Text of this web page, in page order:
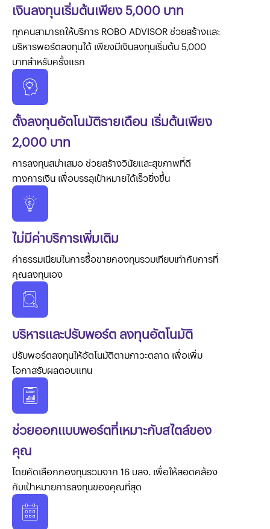
เงินลงทุนเริ่มต้นเพียง 5,000 บาท
ทุกคนสามารถให้บริการ ROBO ADVISOR ช่วยสร้างและ
บริหารพอร์ตลงทุนได้ เพียงมีเงินลงทุนเริ่มต้น 5,000
บาทสำหรับครั้งแรก
ตั้งลงทุนอัตโนมัติรายเดือน เริ่มต้นเพียง
2,000 บาท
การลงทุนสม่าเสมอ ช่วยสร้างวินัยและสุขภาพที่ดี
ทางการเงิน เพื่อบรรลุเป้าหมายได้เร็วยิ่งขึ้น
ไม่มีค่าบริการเพิ่มเติม
ค่าธรรมเนียมในการซื้อขายกองทุนรวมเทียบเท่ากับการที่
คุณลงทุนเอง
บริหารและปรับพอร์ต ลงทุนอัตโนมัติ
ปรับพอร์ตลงทุนให้อัตโนมัติตามภาวะตลาด เพื่อเพิ่ม
โอกาสรับผลตอบแทน
ช่วยออกแบบพอร์ตที่เหมาะกับสไตล์ของ
คุณ
โดยคัดเลือกกองทุนรวมจาก 16 บลจ. เพื่อให้สอดคล้อง
กับเป้าหมายการลงทุนของคุณที่สุด